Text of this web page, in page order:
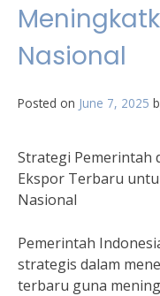
Nasional
Posted on June 7, 2025
Strategi Pemerintah
Ekspor Terbaru
Nasional
Pemerintah
strategis dalam
terbaru guna